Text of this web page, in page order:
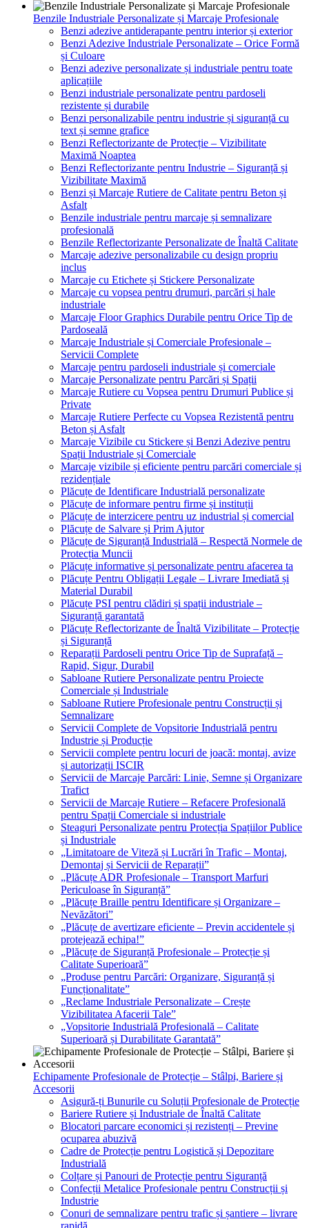
Benzile Industriale Personalizate și Marcaje Profesionale
Benzi adezive antiderapante pentru interior și exterior
Benzi Adezive Industriale Personalizate – Orice Formă
și Culoare
Benzi adezive personalizate și industriale pentru toate
aplicațiile
Benzi industriale personalizate pentru pardoseli
rezistente și durabile
Benzi personalizabile pentru industrie și siguranță cu
text și semne grafice
Benzi Reflectorizante de Protecție – Vizibilitate
Maximă Noaptea
Benzi Reflectorizante pentru Industrie – Siguranță și
Vizibilitate Maximă
Benzi și Marcaje Rutiere de Calitate pentru Beton și
Asfalt
Benzile industriale pentru marcaje și semnalizare
profesională
Benzile Reflectorizante Personalizate de Înaltă Calitate
Marcaje adezive personalizabile cu design propriu
inclus
Marcaje cu Etichete și Stickere Personalizate
Marcaje cu vopsea pentru drumuri, parcări și hale
industriale
Marcaje Floor Graphics Durabile pentru Orice Tip de
Pardoseală
Marcaje Industriale și Comerciale Profesionale –
Servicii Complete
Marcaje pentru pardoseli industriale și comerciale
Marcaje Personalizate pentru Parcări și Spații
Marcaje Rutiere cu Vopsea pentru Drumuri Publice și
Private
Marcaje Rutiere Perfecte cu Vopsea Rezistentă pentru
Beton și Asfalt
Marcaje Vizibile cu Stickere și Benzi Adezive pentru
Spații Industriale și Comerciale
Marcaje vizibile și eficiente pentru parcări comerciale și
rezidențiale
Plăcuțe de Identificare Industrială personalizate
Plăcuțe de informare pentru firme și instituții
Plăcuțe de interzicere pentru uz industrial și comercial
Plăcuțe de Salvare și Prim Ajutor
Plăcuțe de Siguranță Industrială – Respectă Normele de
Protecția Muncii
Plăcuțe informative și personalizate pentru afacerea ta
Plăcuțe Pentru Obligații Legale – Livrare Imediată și
Material Durabil
Plăcuțe PSI pentru clădiri și spații industriale –
Siguranță garantată
Plăcuțe Reflectorizante de Înaltă Vizibilitate – Protecție
și Siguranță
Reparații Pardoseli pentru Orice Tip de Suprafață –
Rapid, Sigur, Durabil
Sabloane Rutiere Personalizate pentru Proiecte
Comerciale și Industriale
Sabloane Rutiere Profesionale pentru Construcții și
Semnalizare
Servicii Complete de Vopsitorie Industrială pentru
Industrie și Producție
Servicii complete pentru locuri de joacă: montaj, avize
și autorizații ISCIR
Servicii de Marcaje Parcări: Linie, Semne și Organizare
Trafict
Servicii de Marcaje Rutiere – Refacere Profesională
pentru Spații Comerciale si industriale
Steaguri Personalizate pentru Protecția Spațiilor Publice
și Industriale
„Limitatoare de Viteză și Lucrări în Trafic – Montaj,
Demontaj și Servicii de Reparații”
„Plăcuțe ADR Profesionale – Transport Marfuri
Periculoase în Siguranță”
„Plăcuțe Braille pentru Identificare și Organizare –
Nevăzători”
„Plăcuțe de avertizare eficiente – Previn accidentele și
protejează echipa!”
„Plăcuțe de Siguranță Profesionale – Protecție și
Calitate Superioară”
„Produse pentru Parcări: Organizare, Siguranță și
Funcționalitate”
„Reclame Industriale Personalizate – Crește
Vizibilitatea Afacerii Tale”
„Vopsitorie Industrială Profesională – Calitate
Superioară și Durabilitate Garantată”
Echipamente Profesionale de Protecție – Stâlpi, Bariere și
Accesorii
Asigură-ți Bunurile cu Soluții Profesionale de Protecție
Bariere Rutiere și Industriale de Înaltă Calitate
Blocatori parcare economici și rezistenți – Previne
ocuparea abuzivă
Cadre de Protecție pentru Logistică și Depozitare
Industrială
Colțare și Panouri de Protecție pentru Siguranță
Confecții Metalice Profesionale pentru Construcții și
Industrie
Conuri de semnalizare pentru trafic și șantiere – livrare
rapidă